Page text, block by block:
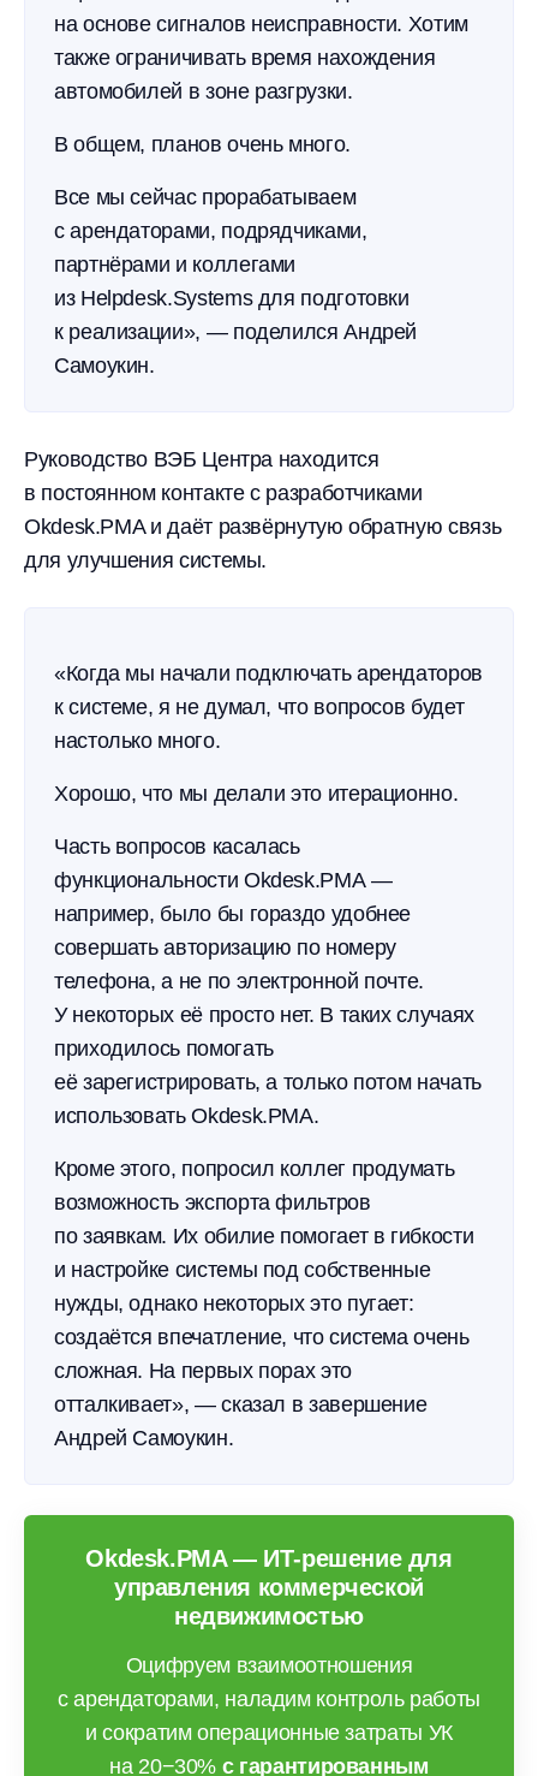
на основе сигналов неисправности. Хотим
также ограничивать время нахождения
автомобилей в зоне разгрузки.
В общем, планов очень много.
Все мы сейчас прорабатываем
с арендаторами, подрядчиками,
партнёрами и коллегами
из Helpdesk.Systems для подготовки
к реализации», — поделился Андрей
Самоукин.
Руководство ВЭБ Центра находится
в постоянном контакте с разработчиками
Okdesk.PMA и даёт развёрнутую обратную связь
для улучшения системы.
«Когда мы начали подключать арендаторов
к системе, я не думал, что вопросов будет
настолько много.
Хорошо, что мы делали это итерационно.
Часть вопросов касалась
функциональности Okdesk.PMA —
например, было бы гораздо удобнее
совершать авторизацию по номеру
телефона, а не по электронной почте.
У некоторых её просто нет. В таких случаях
приходилось помогать
её зарегистрировать, а только потом начать
использовать Okdesk.PMA.
Кроме этого, попросил коллег продумать
возможность экспорта фильтров
по заявкам. Их обилие помогает в гибкости
и настройке системы под собственные
нужды, однако некоторых это пугает:
создаётся впечатление, что система очень
сложная. На первых порах это
отталкивает», — сказал в завершение
Андрей Самоукин.
Okdesk.PMA — ИТ-решение для
управления коммерческой
недвижимостью
Оцифруем взаимоотношения
с арендаторами, наладим контроль работы
и сократим операционные затраты УК
на 20−30% с гарантированным